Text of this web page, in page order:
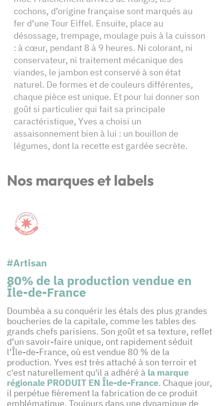
cochons, d’origine française sont marqués au
fer d’une Tour Eiffel. Ensuite, place au
désossage, trempage, moulage puis à la cuisson
: à cœur, pendant 8 à 9 heures. Ni colorant, ni
conservateur, ni traitement mécanique des
viandes, le jambon est conservé à son état
naturel. De formes et de couleurs différentes,
chaque pièce est unique. Et pour lui donner son
goût si particulier qui fait sa principale
caractéristique, Yves a choisi un
assaisonnement bien à lui : un bouillon de
légumes, dont la recette est gardée secrète.
Nos marques et labels
#Artisan
80% de la production vendue en
Île-de-France
Doumbéa a su conquérir les étals des plus grandes
boucheries de la capitale, comme les tables des
grands chefs parisiens. Son goût et sa texture, reflet
d’un savoir-faire unique, ont rapidement séduit
l’Île-de-France, où est vendue 80 % de la
production. Yves est très attaché à son terroir et
c'est naturellement qu'il a adhéré à la marque
régionale PRODUIT EN Île-de-France. Chaque jour,
il perpétue fièrement la fabrication de ce produit
emblématique. Toujours dans une dynamique de